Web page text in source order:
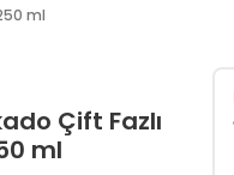
ml
Çift Fazlı
ml